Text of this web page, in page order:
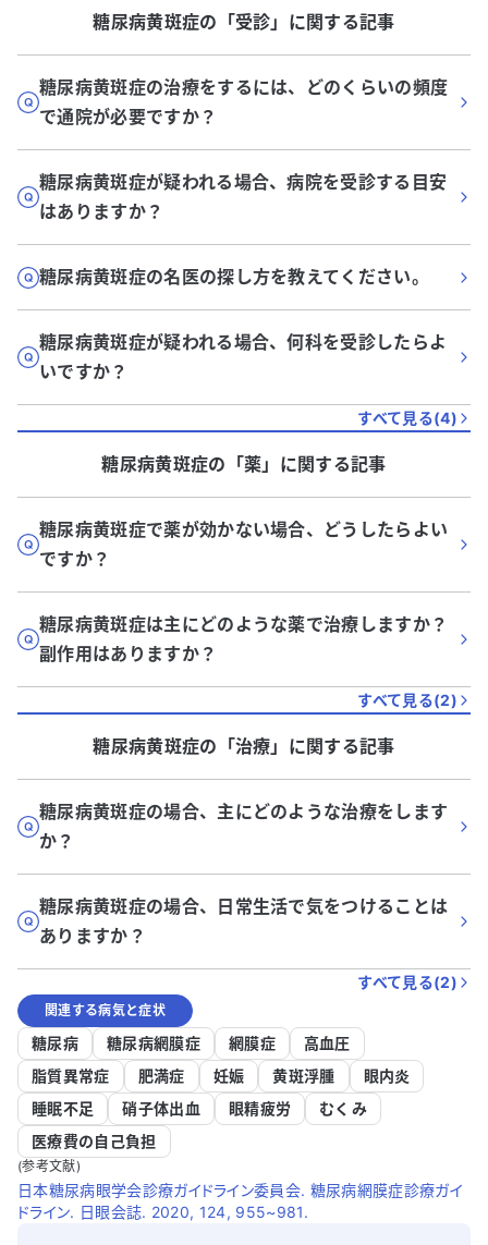
糖尿病黄斑症の「受診」に関する記事
糖尿病黄斑症の治療をするには、どのくらいの頻度
で通院が必要ですか？
糖尿病黄斑症が疑われる場合、病院を受診する目安
はありますか？
糖尿病黄斑症の名医の探し方を教えてください。
糖尿病黄斑症が疑われる場合、何科を受診したらよ
いですか？
すべて見る(4)
糖尿病黄斑症の「薬」に関する記事
糖尿病黄斑症で薬が効かない場合、どうしたらよい
ですか？
糖尿病黄斑症は主にどのような薬で治療しますか？
副作用はありますか？
すべて見る(2)
糖尿病黄斑症の「治療」に関する記事
糖尿病黄斑症の場合、主にどのような治療をします
か？
糖尿病黄斑症の場合、日常生活で気をつけることは
ありますか？
すべて見る(2)
関連する病気と症状
糖尿病 糖尿病網膜症 網膜症
高血圧
脂質異常症
肥満症 妊娠 黄斑浮腫
眼内炎
睡眠不足
硝子体出血 眼精疲労
むくみ
医療費の自己負担
(参考文献)
日本糖尿病眼学会診療ガイドライン委員会. 糖尿病網膜症診療ガイ
ドライン. 日眼会誌. 2020, 124, 955~981.